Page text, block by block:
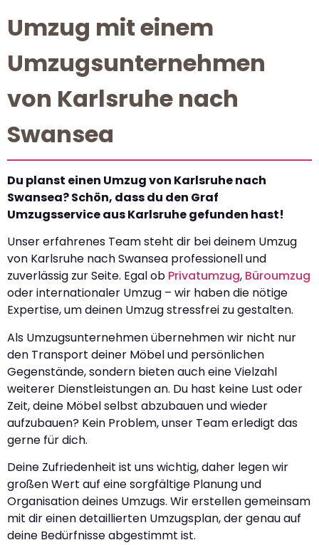
Umzug mit einem
Umzugsunternehmen
von Karlsruhe nach
Swansea
Du planst einen Umzug von Karlsruhe nach
Swansea? Schön, dass du den Graf
Umzugsservice aus Karlsruhe gefunden hast!
Unser erfahrenes Team steht dir bei deinem Umzug
von Karlsruhe nach Swansea professionell und
zuverlässig zur Seite. Egal ob Privatumzug, Büroumzug
oder internationaler Umzug – wir haben die nötige
Expertise, um deinen Umzug stressfrei zu gestalten.
Als Umzugsunternehmen übernehmen wir nicht nur
den Transport deiner Möbel und persönlichen
Gegenstände, sondern bieten auch eine Vielzahl
weiterer Dienstleistungen an. Du hast keine Lust oder
Zeit, deine Möbel selbst abzubauen und wieder
aufzubauen? Kein Problem, unser Team erledigt das
gerne für dich.
Deine Zufriedenheit ist uns wichtig, daher legen wir
großen Wert auf eine sorgfältige Planung und
Organisation deines Umzugs. Wir erstellen gemeinsam
mit dir einen detaillierten Umzugsplan, der genau auf
deine Bedürfnisse abgestimmt ist.